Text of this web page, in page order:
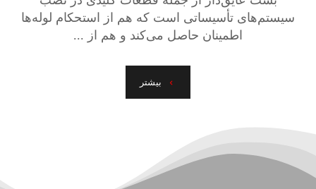
سیستم‌های تأسیساتی است که هم از استحکام لوله‌ها
اطمینان حاصل می‌کند و هم از ...
بیشتر